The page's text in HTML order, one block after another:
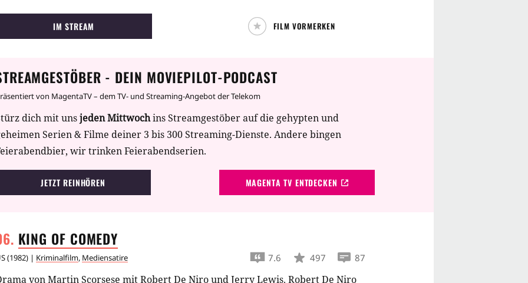
Überraschung springt kurz darauf Kathy aus einer Tortenattrappe. Es stellt sich
dass sie Mitglied einer Mädchen-Tanztruppe ist. Verärgert über Dons
die Party fluchtartig. Erst nach wochenlanger vergeblicher Suche Dons
begegnen sich die beiden wieder.
IM STREAM FILM VORMERKEN
- DEIN MOVIEPILOT-PODCAST
von MagentaTV – dem TV- und Streaming-Angebot der Telekom
dich mit unsjeden Mittwochins Streamgestöber auf die gehypten und
Serien & Filme deiner 3 bis 300 Streaming-Dienste. Andere bingen
wir trinken Feierabendserien.
JETZT REINHÖREN MAGENTA TV ENTDECKEN
KING OF COMEDY
(1982) | Kriminalfilm, Mediensatire 7.6 497 87
vonMartin Scorsese mitRobert De NiroundJerry Lewis. Robert De Niro